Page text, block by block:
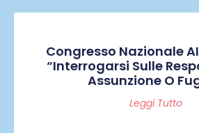
Congresso Nazionale
“Interrogarsi Sulle
Assunzione O
Leggi Tutto